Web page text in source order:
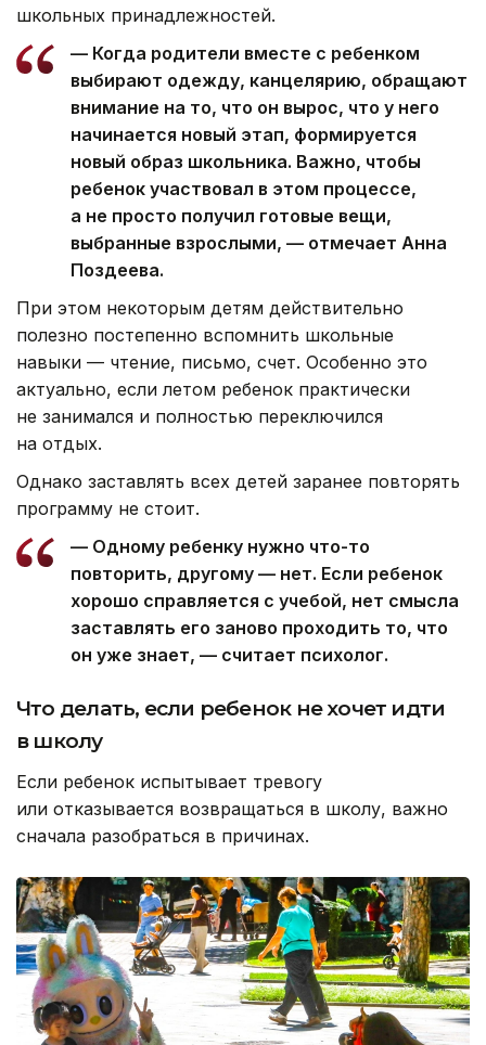
школьных принадлежностей.
— Когда родители вместе с ребенком
выбирают одежду, канцелярию, обращают
внимание на то, что он вырос, что у него
начинается новый этап, формируется
новый образ школьника. Важно, чтобы
ребенок участвовал в этом процессе,
а не просто получил готовые вещи,
выбранные взрослыми, — отмечает Анна
Поздеева.
При этом некоторым детям действительно
полезно постепенно вспомнить школьные
навыки — чтение, письмо, счет. Особенно это
актуально, если летом ребенок практически
не занимался и полностью переключился
на отдых.
Однако заставлять всех детей заранее повторять
программу не стоит.
— Одному ребенку нужно что-то
повторить, другому — нет. Если ребенок
хорошо справляется с учебой, нет смысла
заставлять его заново проходить то, что
он уже знает, — считает психолог.
Что делать, если ребенок не хочет идти
в школу
Если ребенок испытывает тревогу
или отказывается возвращаться в школу, важно
сначала разобраться в причинах.